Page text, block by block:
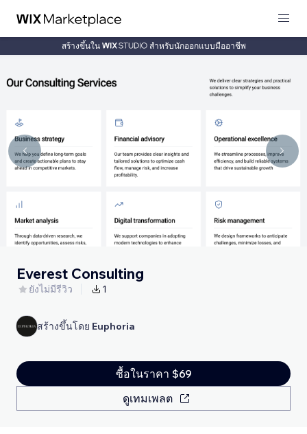
สร้างขึ้นใน สำหรับนักออกแบบมืออาชีพ
Everest Consulting
ยังไม่มีรีวิว 1
สร้างขึ้นโดย Euphoria
ซื้อในราคา $69
ดูเทมเพลต